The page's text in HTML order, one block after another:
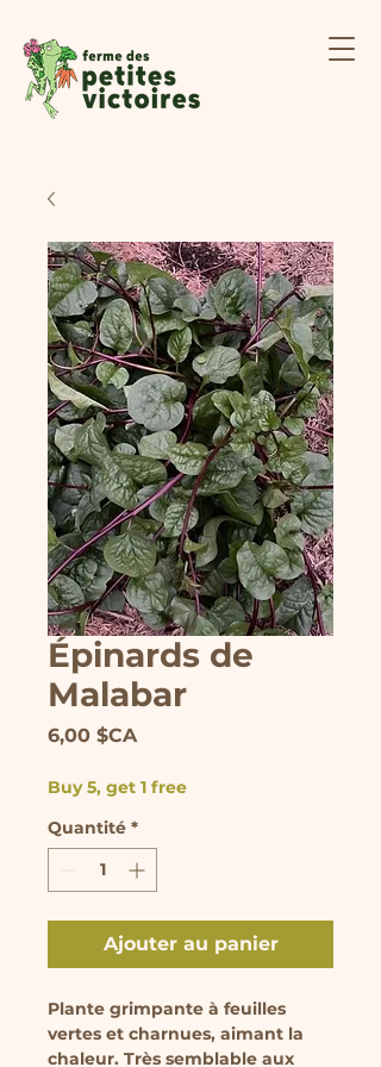
Épinards de
Malabar
6,00 $CAPrix
Buy 5, get 1 free
Quantité *
Ajouter au panier
Plante grimpante à feuilles
vertes et charnues, aimant la
chaleur. Très semblable aux